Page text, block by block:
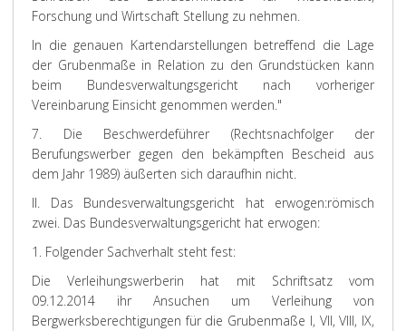
Forschung und Wirtschaft Stellung zu nehmen.
In die genauen Kartendarstellungen betreffend die Lage
der Grubenmaße in Relation zu den Grundstücken kann
beim Bundesverwaltungsgericht nach vorheriger
Vereinbarung Einsicht genommen werden."
7. Die Beschwerdeführer (Rechtsnachfolger der
Berufungswerber gegen den bekämpften Bescheid aus
dem Jahr 1989) äußerten sich daraufhin nicht.
II. Das Bundesverwaltungsgericht hat erwogen:römisch
zwei. Das Bundesverwaltungsgericht hat erwogen:
1. Folgender Sachverhalt steht fest:
Die Verleihungswerberin hat mit Schriftsatz vom
09.12.2014 ihr Ansuchen um Verleihung von
Bergwerksberechtigungen für die Grubenmaße I, VII, VIII, IX,